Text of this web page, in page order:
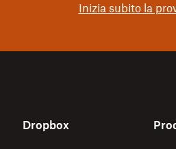
Inizia subito la
Dropbox